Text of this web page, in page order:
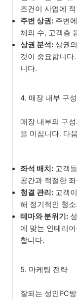
조건이 사업에
주변 상권: 주변
체의 수, 고객층
상권 분석: 상권
것이 중요합니다
니다.
4. 매장 내부 구
매장 내부의 구
을 미칩니다. 다
좌석 배치: 고객
공간과 적절한
청결 관리: 고객
해 정기적인 청
테마와 분위기:
에 맞는 인테리
합니다.
5. 마케팅 전략
잘되는 성인PC